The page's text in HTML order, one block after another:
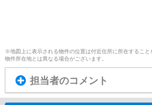
※地図上に表示される物件の位置は付近住所に所在すること
物件所在地とは異なる場合がございます。
担当者のコメント